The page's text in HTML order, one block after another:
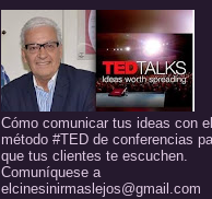
Cómo comunicar tus ideas con el
método #TED de conferencias
que tus clientes te escuchen.
Comuníquese a
elcinesinirmaslejos@gmail.com